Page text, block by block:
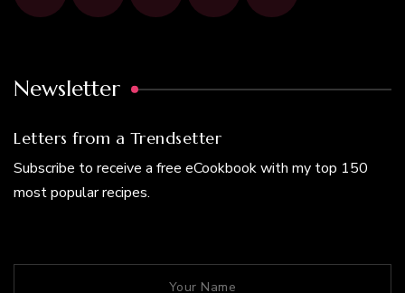
Newsletter
Letters from a Trendsetter
Subscribe to receive a free eCookbook with my top 150
most popular recipes.